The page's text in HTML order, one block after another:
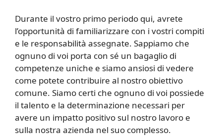
Durante il vostro primo periodo qui, avrete
l’opportunità di familiarizzare con i vostri compiti
e le responsabilità assegnate. Sappiamo che
ognuno di voi porta con sé un bagaglio di
competenze uniche e siamo ansiosi di vedere
come potete contribuire al nostro obiettivo
comune. Siamo certi che ognuno di voi possiede
il talento e la determinazione necessari per
avere un impatto positivo sul nostro lavoro e
sulla nostra azienda nel suo complesso.